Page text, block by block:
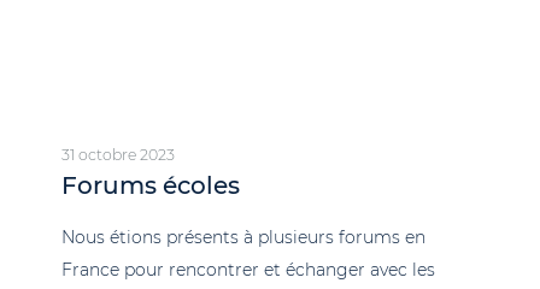
31 octobre 2023
Forums écoles
Nous étions présents à plusieurs forums en
France pour rencontrer et échanger avec les